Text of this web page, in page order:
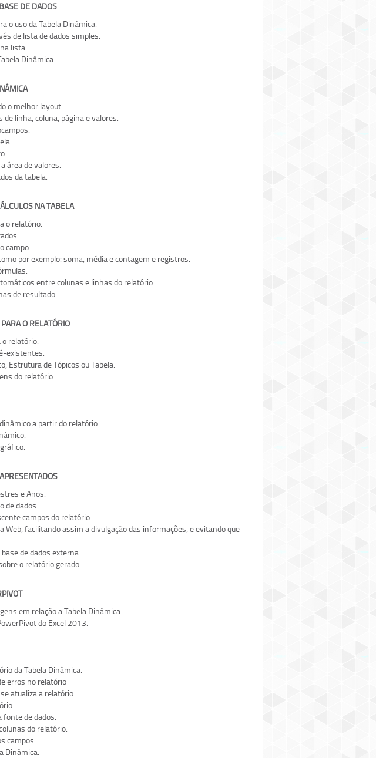
DE DADOS
o uso da Tabela Dinâmica.
de lista de dados simples.
lista.
Dinâmica.
o melhor layout.
linha, coluna, página e valores.
área de valores.
da tabela.
NA TABELA
o relatório.
campo.
por exemplo: soma, média e contagem e registros.
entre colunas e linhas do relatório.
de resultado.
O RELATÓRIO
relatório.
existentes.
Estrutura de Tópicos ou Tabela.
do relatório.
a partir do relatório.
e Anos.
de dados.
campos do relatório.
Web, facilitando assim a divulgação das informações, e evitando que
de dados externa.
o relatório gerado.
em relação a Tabela Dinâmica.
do Excel 2013.
da Tabela Dinâmica.
erros no relatório
atualiza a relatório.
fonte de dados.
do relatório.
campos.
Dinâmica.